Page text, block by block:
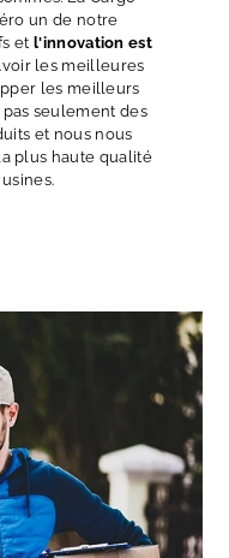
un de notre
et l'innovation est
les meilleures
les meilleurs
seulement des
et nous nous
plus haute qualité